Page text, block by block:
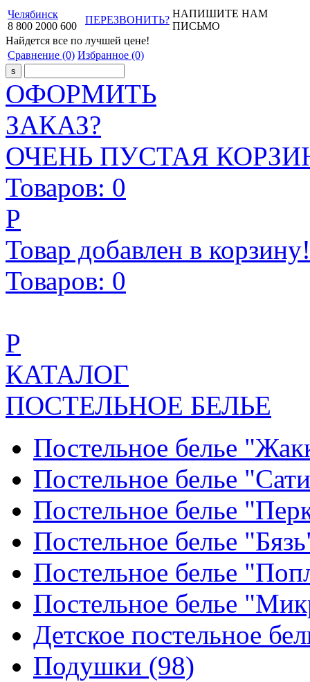
Челябинск
8 800 2000 600
ПЕРЕЗВОНИТЬ?
НАПИШИТЕ НАМ
ПИСЬМО
Найдется все по лучшей цене!
Сравнение (0) Избранное (0)
ОФОРМИТЬ
ЗАКАЗ?
ОЧЕНЬ ПУСТАЯ
Товаров: 0
Р
Товар добавлен в корзину!
Товаров: 0
Р
КАТАЛОГ
ПОСТЕЛЬНОЕ БЕЛЬЕ
Постельное белье
Постельное белье
Постельное белье
Постельное белье
Постельное белье
Постельное белье
Детское постельное
Подушки (98)